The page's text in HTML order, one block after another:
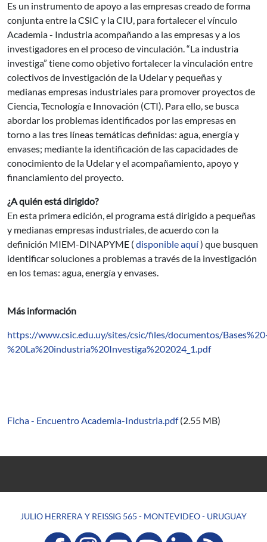
Es un instrumento de apoyo a las empresas creado de forma
conjunta entre la CSIC y la CIU, para fortalecer el vínculo
Academia - Industria acompañando a las empresas y a los
investigadores en el proceso de vinculación. “La industria
investiga” tiene como objetivo fortalecer la vinculación entre
colectivos de investigación de la Udelar y pequeñas y
medianas empresas industriales para promover proyectos de
Ciencia, Tecnología e Innovación (CTI). Para ello, se busca
abordar los problemas identificados por las empresas en
torno a las tres líneas temáticas definidas: agua, energía y
envases; mediante la identificación de las capacidades de
conocimiento de la Udelar y el acompañamiento, apoyo y
financiamiento del proyecto.
¿A quién está dirigido?
En esta primera edición, el programa está dirigido a pequeñas
y medianas empresas industriales, de acuerdo con la
definición MIEM-DINAPYME ( disponible aquí) que busquen
identificar soluciones a problemas a través de la investigación
en los temas: agua, energía y envases.
Más información
https://www.csic.edu.uy/sites/csic/files/documentos/
%20La%20industria%20Investiga%202024_1.pdf
Ficha - Encuentro Academia-Industria.pdf (2.55 MB)
JULIO HERRERA Y REISSIG 565 - MONTEVIDEO - URUGUAY